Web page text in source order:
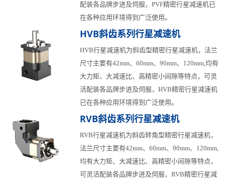
配装各品牌步进及伺服，PVF精密行星减速机已
在各种应用环境得到广泛使用。
HVB斜齿系列行星减速机
HVB行星减速机为斜齿型精密行星减速机，法兰
尺寸主要有42mm、60mm、90mm、120mm,均有
大力矩、大减速比、高精密小间隙等特点，可灵
活配装各品牌步进及伺服，HVB精密行星减速机
已在各种应用环境得到广泛使用。
RVB斜齿系列行星减速机
RVB行星减速机为斜齿转角型精密行星减速机，
法兰尺寸主要有42mm、60mm、90mm、120mm,
均有大力矩、大减速比、高精密小间隙等特点，
可灵活配装各品牌步进及伺服，RVB精密行星减